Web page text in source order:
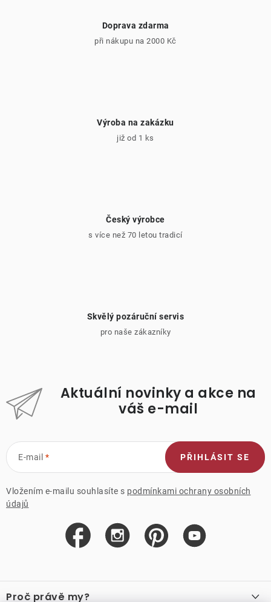
Doprava zdarma
při nákupu na 2000 Kč
Výroba na zakázku
již od 1 ks
Český výrobce
s více než 70 letou tradicí
Skvělý pozáruční servis
pro naše zákazníky
Aktuální novinky a akce na
váš e-mail
E-mail
Vložením e-mailu souhlasíte s podmínkami ochrany osobních
údajů
PŘIHLÁSIT SE
á
Proč právě my?